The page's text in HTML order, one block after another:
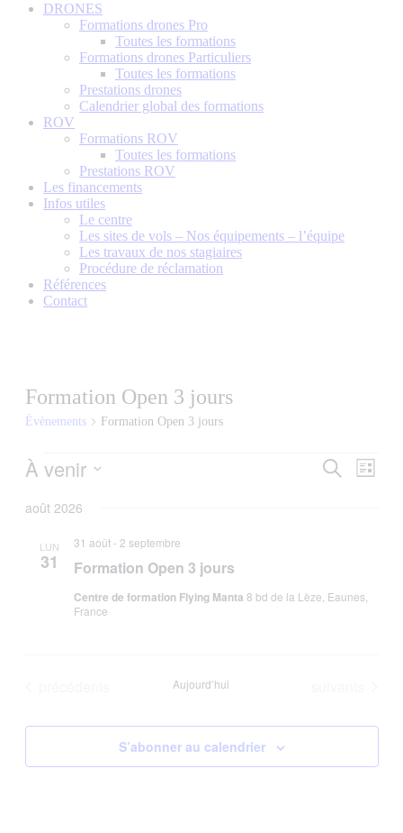
DRONES
Formations drones Pro
Toutes les formations
Formations drones Particuliers
Toutes les formations
Prestations drones
Calendrier global des formations
ROV
Formations ROV
Toutes les formations
Prestations ROV
Les financements
Infos utiles
Le centre
Les sites de vols – Nos équipements – l’équipe
Les travaux de nos stagiaires
Procédure de réclamation
Références
Contact
Formation Open 3 jours
Évènements Formation Open 3 jours
Évènements Recherche
Liste
À venir
une
août 2026
LUN
31 Formation Open 3 jours
31 août- 2 septembre
Centre de formation Flying Manta 8 bd de la Lèze, Eaunes,
France
Aujourd’hui
S’abonner au calendrier